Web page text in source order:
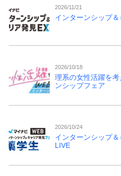
2026/11/21
インターンシップ
2026/10/18
理系の女性活躍を
ンシップフェア
2026/10/24
インターンシップ
LIVE